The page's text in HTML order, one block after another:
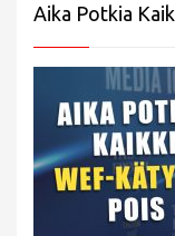
Aika Potkia